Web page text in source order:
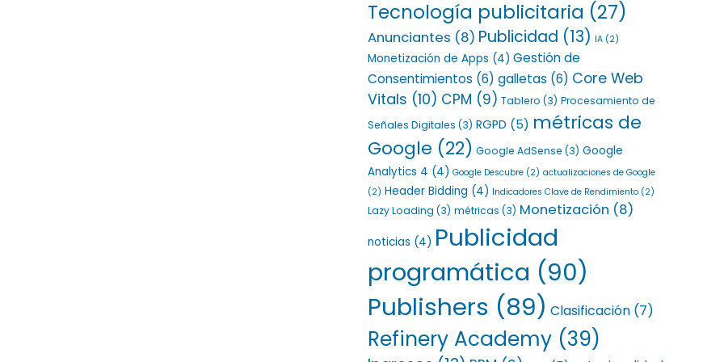
Tecnología publicitaria (27)
Anunciantes (8) Publicidad (13) IA (2)
Monetización de Apps (4) Gestión de
Consentimientos (6) galletas (6) Core Web
Vitals (10) CPM (9) Tablero (3) Procesamiento de
Señales Digitales (3) RGPD (5) métricas de
Google (22) Google AdSense (3) Google
Analytics 4 (4) Google Descubre (2) actualizaciones de Google
(2) Header Bidding (4) Indicadores Clave de Rendimiento (2)
Lazy Loading (3) métricas (3) Monetización (8)
noticias (4) Publicidad
programática (90)
Publishers (89) Clasificación (7)
Refinery Academy (39)